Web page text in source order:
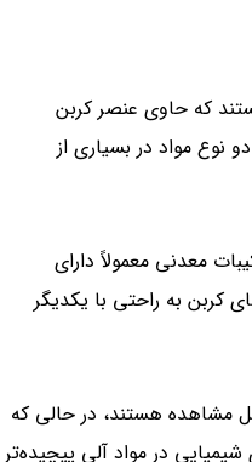
که حاوی عنصر کربن
نوع مواد در بسیاری از
معدنی معمولاً دارای
کربن به راحتی با یکدیگر
مشاهده هستند، در حالی که
در مواد آلی پیچیده‌تر